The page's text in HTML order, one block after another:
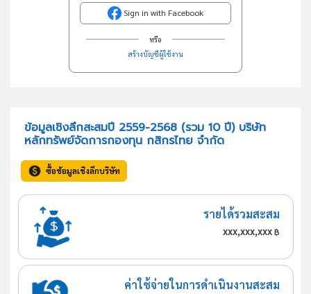
Sign in with Facebook
หรือ
สร้างบัญชีผู้ใช้งาน
ข้อมูลเชิงลึกสะสมปี 2559-2568 (รวม 10 ปี) บริษัท
หลักทรัพย์จัดการกองทุน กสิกรไทย จำกัด
ซื้อข้อมูลเชิงลึกบริษัท
รายได้รวมสะสม
xxx,xxx,xxx฿
ค่าใช้จ่ายในการดำเนินงานสะสม